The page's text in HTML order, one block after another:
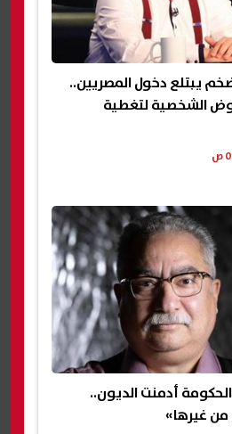
يبتلع دخول المصريين..
الشخصية لتغطية
أدمنت الديون..
غيرها»